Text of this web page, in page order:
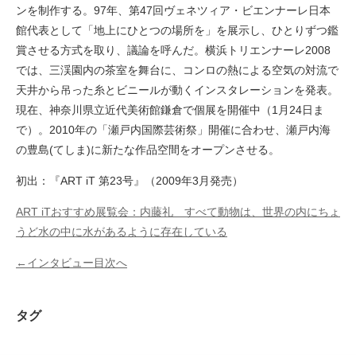
ンを制作する。97年、第47回ヴェネツィア・ビエンナーレ日本
館代表として「地上にひとつの場所を」を展示し、ひとりずつ鑑
賞させる方式を取り、議論を呼んだ。横浜トリエンナーレ2008
では、三渓園内の茶室を舞台に、コンロの熱による空気の対流で
天井から吊った糸とビニールが動くインスタレーションを発表。
現在、神奈川県立近代美術館鎌倉で個展を開催中（1月24日ま
で）。2010年の「瀬戸内国際芸術祭」開催に合わせ、瀬戸内海
の豊島(てしま)に新たな作品空間をオープンさせる。
初出：『ART iT 第23号』（2009年3月発売）
ART iTおすすめ展覧会：内藤礼 すべて動物は、世界の内にちょ
うど水の中に水があるように存在している
←インタビュー目次へ
タグ